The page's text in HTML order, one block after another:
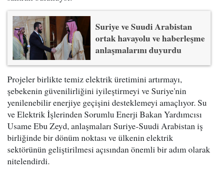
Suriye ve Suudi Arabistan
ortak havayolu ve haberleşme
anlaşmalarını duyurdu
Projeler birlikte temiz elektrik üretimini artırmayı,
şebekenin güvenilirliğini iyileştirmeyi ve Suriye'nin
yenilenebilir enerjiye geçişini desteklemeyi amaçlıyor. Su
ve Elektrik İşlerinden Sorumlu Enerji Bakan Yardımcısı
Usame Ebu Zeyd, anlaşmaları Suriye-Suudi Arabistan iş
birliğinde bir dönüm noktası ve ülkenin elektrik
sektörünün geliştirilmesi açısından önemli bir adım olarak
nitelendirdi.